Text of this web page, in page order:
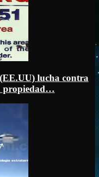
lucha contra
propiedad…